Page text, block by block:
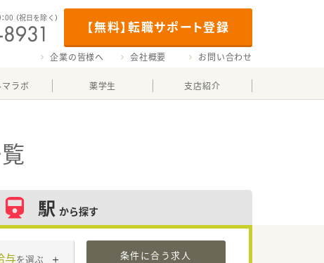
【無料】転職サポート登録
00 （祝日を除く）
企業の皆様へ 会社概要 お問い合わせ
ラボ 薬学生 支店紹介
駅 から探す
与を選ぶ 条件に合う求人